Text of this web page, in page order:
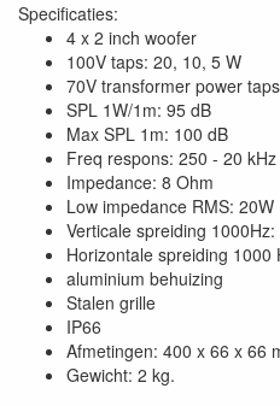
Specificaties:
4 x 2 inch woofer
100V taps: 20, 10, 5 W
70V transformer power
SPL 1W/1m: 95 dB
Max SPL 1m: 100 dB
Freq respons: 250 - 20 kHz
Impedance: 8 Ohm
Low impedance RMS: 20W
Verticale spreiding
Horizontale spreiding 1000
aluminium behuizing
Stalen grille
IP66
Afmetingen: 400 x 66 x 66
Gewicht: 2 kg.